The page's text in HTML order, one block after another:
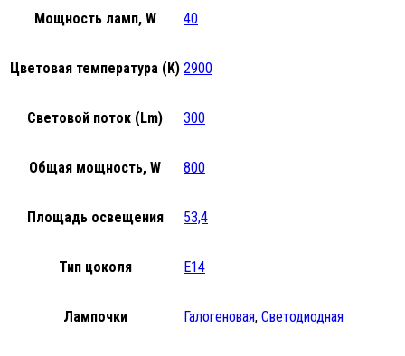
Мощность ламп, W 40
Цветовая температура (K) 2900
Световой поток (Lm) 300
Общая мощность, W 800
Площадь освещения 53,4
Тип цоколя E14
Лампочки Галогеновая, Светодиодная